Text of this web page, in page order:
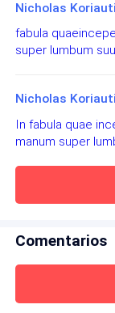
ervsdsoi ersse
omco mu
o iutmsgorne
ona ed 1 34.9
Pro imm ele
unmhao
ceempudenor
iosãedmn omc
Nicholas
fabula
super lumbum
Nicholas
In fabula quae
manum super
Comentarios